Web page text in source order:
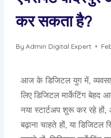
कर सकता है?
By Admin Digital Expert
आज के डिजिटल युग में,
लिए डिजिटल मार्केटिंग
नया स्टार्टअप शुरू कर रहे
बढ़ाना चाहते हों, या